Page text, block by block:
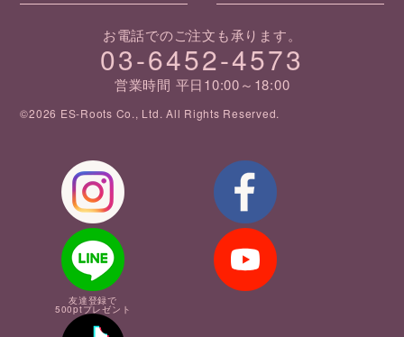
お電話でのご注文も承ります。
03-6452-4573
営業時間 平日10:00～18:00
©2026 ES-Roots Co., Ltd. All Rights Reserved.
友達登録で
500ptプレゼント